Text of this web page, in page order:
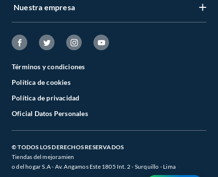
Nuestra empresa
Términos y condiciones
Política de cookies
Política de privacidad
Oficial Datos Personales
© TODOS LOS DERECHOS RESERVADOS
Tiendas del mejoramien
o del hogar S.A - Av. Angamos Este 1805 Int. 2 - Surquillo - Lima